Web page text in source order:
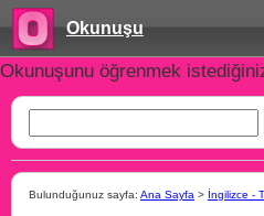
Okunuşu
Okunuşunu öğrenmek
Bulunduğunuz sayfa: Ana Sayfa > İngilizce -